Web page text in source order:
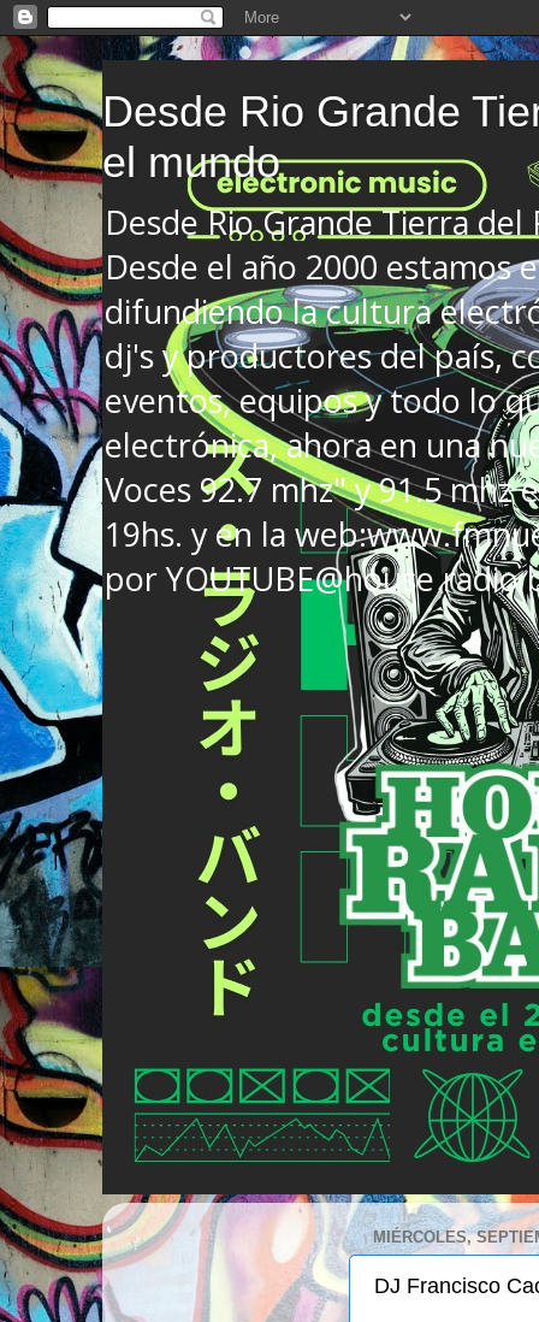
Desde Rio Grande
el mundo
Desde Rio Grande Tierra
Desde el año 2000 estamos
difundiendo la cultura
dj's y productores del país,
eventos, equipos y todo lo
electrónica, ahora en una
Voces 92.7 mhz" y 91.5 mhz
19hs. y en la
por YOUTUBE@house radio
MIÉRCOLES,
DJ Francisco